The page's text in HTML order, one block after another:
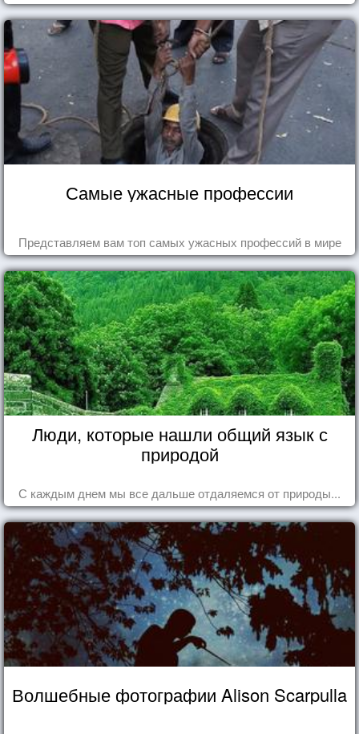
Самые ужасные профессии
Представляем вам топ самых ужасных профессий в мире
Люди, которые нашли общий язык с
природой
С каждым днем мы все дальше отдаляемся от природы...
Волшебные фотографии Alison Scarpulla